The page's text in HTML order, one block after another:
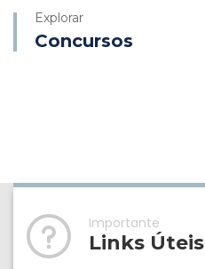
Explorar
Concursos
Importante
Links Úteis